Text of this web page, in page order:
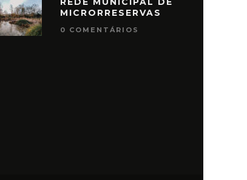
MICRORRESERVAS
0 COMENTÁRIOS